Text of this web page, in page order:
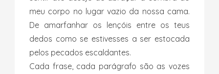
meu corpo no lugar vazio da nossa cama.
De amarfanhar os lençóis entre os teus
dedos como se estivesses a ser estocada
pelos pecados escaldantes.
Cada frase, cada parágrafo são as vozes